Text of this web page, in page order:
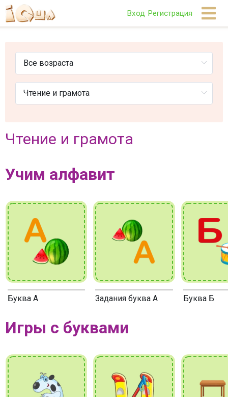
Вход Регистрация
Чтение и грамота
Учим алфавит
Буква А Задания буква А Буква Б
Игры с буквами